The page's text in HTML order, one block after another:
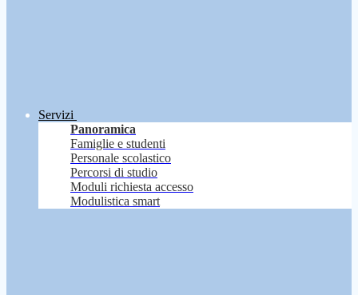
Servizi
Panoramica
Famiglie e studenti
Personale scolastico
Percorsi di studio
Moduli richiesta accesso
Modulistica smart